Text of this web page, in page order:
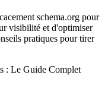
schema.org pour
visibilité et d'optimiser
pratiques pour tirer